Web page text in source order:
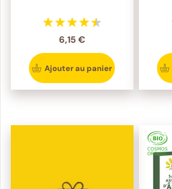
6,15 €
Ajouter au panier